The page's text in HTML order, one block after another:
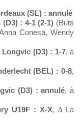
(SL) : annulé
: 4-1 (2-1) (Buts
Conesa, Wendy
Longvic (D3) : 1-7, à
(BEL) : 0-8,
(D3) : annulé, à
U19F : X-X, à La